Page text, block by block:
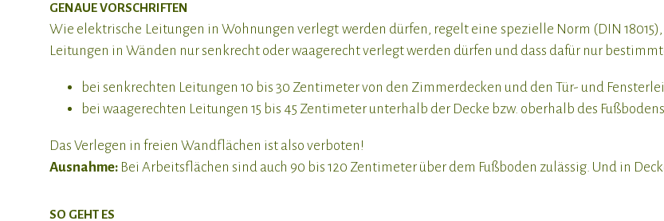
GENAUE VORSCHRIFTEN
Wie elektrische Leitungen in Wohnungen verlegt werden dürfen, regelt eine spezielle Norm (DIN
Leitungen in Wänden nur senkrecht oder waagerecht verlegt werden dürfen und dass dafür nur
bei senkrechten Leitungen 10 bis 30 Zentimeter von den Zimmerdecken und den Tür- und
bei waagerechten Leitungen 15 bis 45 Zentimeter unterhalb der Decke bzw. oberhalb des Fußbodens
Das Verlegen in freien Wandflächen ist also verboten!
Ausnahme: Bei Arbeitsflächen sind auch 90 bis 120 Zentimeter über dem Fußboden zulässig. Und in
SO GEHT ES